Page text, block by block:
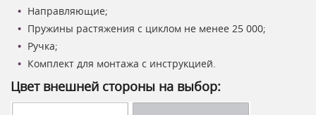
Направляющие;
Пружины растяжения с циклом не менее 25 000;
Ручка;
Комплект для монтажа с инструкцией.
Цвет внешней стороны на выбор: